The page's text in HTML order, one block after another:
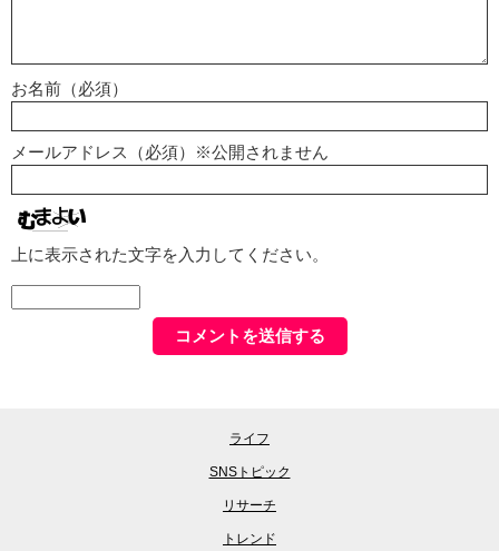
お名前（必須）
メールアドレス（必須）※公開されません
上に表示された文字を入力してください。
ライフ
SNSトピック
リサーチ
トレンド